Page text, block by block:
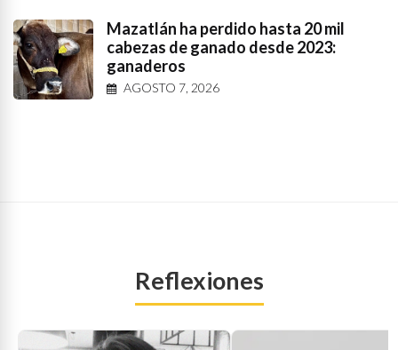
Mazatlán ha perdido hasta 20 mil
cabezas de ganado desde 2023:
ganaderos
AGOSTO 7, 2026
Reflexiones